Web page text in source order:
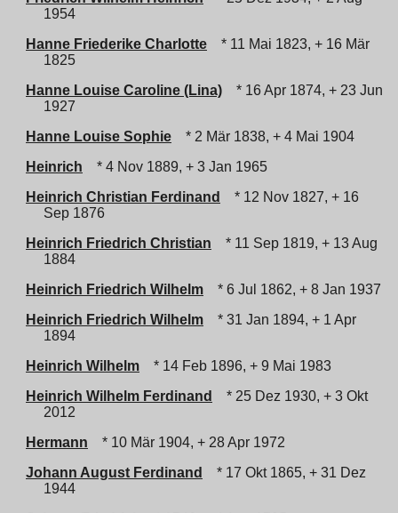
1954
Hanne Friederike Charlotte
* 11 Mai 1823, + 16 Mär
1825
Hanne Louise Caroline (Lina)
* 16 Apr 1874, + 23 Jun
1927
Hanne Louise Sophie
* 2 Mär 1838, + 4 Mai 1904
Heinrich
* 4 Nov 1889, + 3 Jan 1965
Heinrich Christian Ferdinand
* 12 Nov 1827, + 16
Sep 1876
Heinrich Friedrich Christian
* 11 Sep 1819, + 13 Aug
1884
Heinrich Friedrich Wilhelm
* 6 Jul 1862, + 8 Jan 1937
Heinrich Friedrich Wilhelm
* 31 Jan 1894, + 1 Apr
1894
Heinrich Wilhelm
* 14 Feb 1896, + 9 Mai 1983
Heinrich Wilhelm Ferdinand
* 25 Dez 1930, + 3 Okt
2012
Hermann
* 10 Mär 1904, + 28 Apr 1972
Johann August Ferdinand
* 17 Okt 1865, + 31 Dez
1944